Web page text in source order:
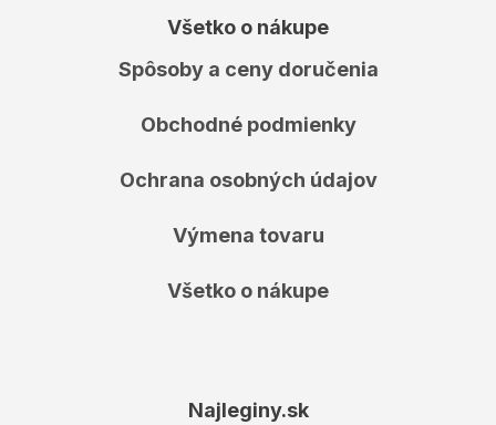
Všetko o nákupe
Spôsoby a ceny doručenia
Obchodné podmienky
Ochrana osobných údajov
Výmena tovaru
Všetko o nákupe
Najleginy.sk